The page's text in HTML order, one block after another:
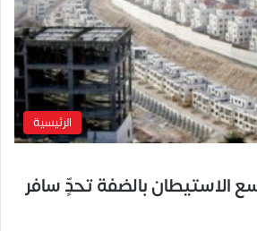
الرئيسية
الاستيطان بالضفة تحدٍّ سافر